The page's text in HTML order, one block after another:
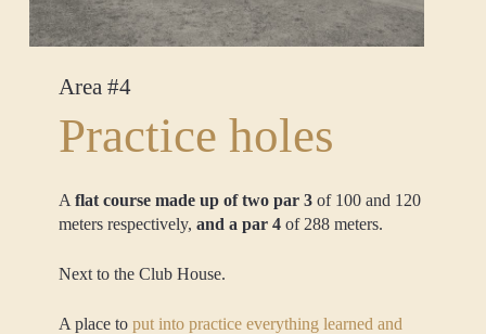
Area #4
Practice holes
Aflat course made up of two par 3of 100 and 120
meters respectively, and a par 4of 288 meters.
Next to the Club House.
A place to put into practice everything learned and